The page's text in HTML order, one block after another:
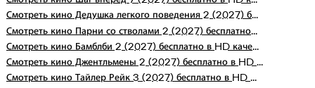
Смотреть кино Дедушка легкого поведения 2 (2027) б...
Смотреть кино Парни со стволами 2 (2027) бесплатно...
Смотреть кино Бамблби 2 (2027) бесплатно в HD каче...
Смотреть кино Джентльмены 2 (2027) бесплатно в HD ...
Смотреть кино Тайлер Рейк 3 (2027) бесплатно в HD ...